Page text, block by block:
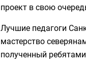
проект в свою
Лучшие педагоги
мастерство
полученный